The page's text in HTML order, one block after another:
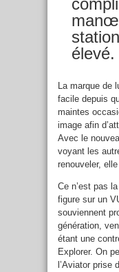
élevé.
La marque de
facile depuis
maintes
image afin
Avec le
voyant les
renouveler,
Ce n’est pas
figure sur un
souviennent
génération,
étant une
Explorer. On
l’Aviator prise